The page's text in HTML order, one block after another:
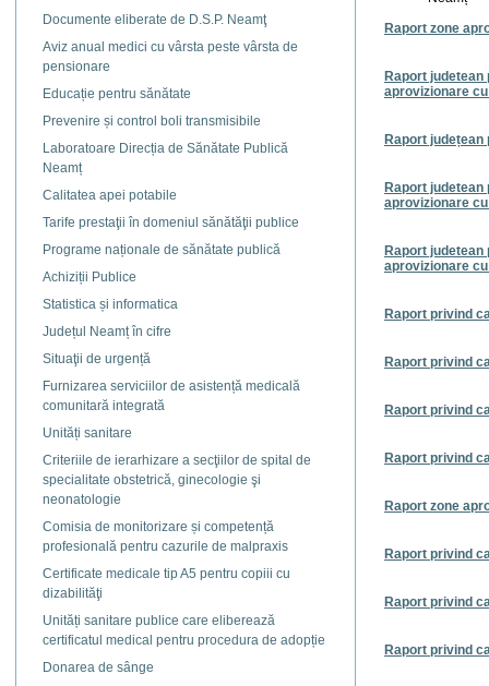
Documente eliberate de D.S.P. Neamţ
Aviz anual medici cu vârsta peste vârsta de
pensionare
Educație pentru sănătate
Prevenire și control boli transmisibile
Laboratoare Direcția de Sănătate Publică
Neamț
Calitatea apei potabile
Tarife prestaţii în domeniul sănătăţii publice
Programe naționale de sănătate publică
Achiziții Publice
Statistica și informatica
Județul Neamț în cifre
Situaţii de urgență
Furnizarea serviciilor de asistență medicală
comunitară integrată
Unități sanitare
Criteriile de ierarhizare a secţiilor de spital de
specialitate obstetrică, ginecologie şi
neonatologie
Comisia de monitorizare și competență
profesională pentru cazurile de malpraxis
Certificate medicale tip A5 pentru copiii cu
dizabilităţi
Unități sanitare publice care eliberează
certificatul medical pentru procedura de adopție
Donarea de sânge
Raport zone
Raport
aprovizionare
Raport
Raport
aprovizionare
Raport
aprovizionare
Raport privind
Raport privind
Raport privind
Raport privind
Raport zone
Raport privind
Raport privind
Raport privind